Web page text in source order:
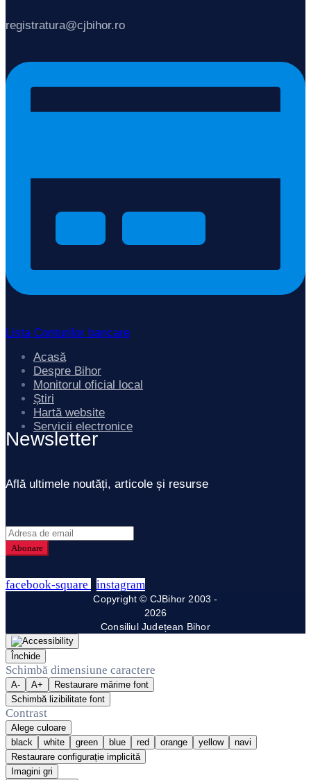
registratura@cjbihor.ro
Lista Conturilor bancare
Acasă
Despre Bihor
Monitorul oficial local
Știri
Hartă website
Servicii electronice
Newsletter
Află ultimele noutăți, articole și resurse
facebook-square instagram
Copyright © CJBihor 2003 -
2026
Consiliul Județean Bihor
Închide
Schimbă dimensiune caractere
A- A+
Restaurare mărime font
Schimbă lizibilitate font
Contrast
Alege culoare
black
white green blue red orange yellow
navi
Restaurare configurație implicită
Imagini gri